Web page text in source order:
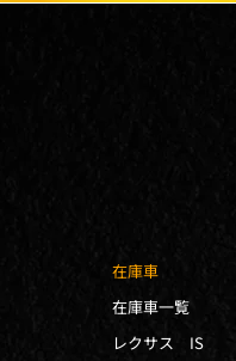
在庫車
在庫車一覧
レクサス IS